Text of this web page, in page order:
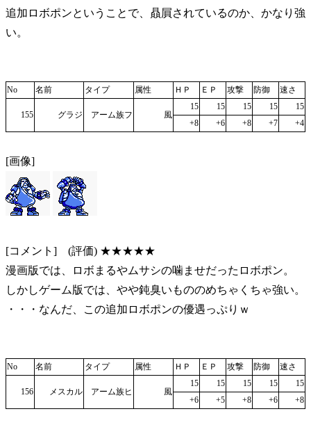
追加ロボポンということで、贔屓されているのか、かなり強
い。
No 名前 タイプ 属性 ＨＰ ＥＰ 攻撃 防御 速さ
155 グラジ アーム族フ 風
15 15 15 15
15
+8
+6 +8 +7 +4
[画像]
[コメント] (評価) ★★★★★
漫画版では、ロボまるやムサシの噛ませだったロボポン。
しかしゲーム版では、やや鈍臭いもののめちゃくちゃ強い。
・・・なんだ、この追加ロボポンの優遇っぷりｗ
No 名前 タイプ 属性 ＨＰ ＥＰ 攻撃 防御 速さ
156 メスカル アーム族ヒ 風
15 15 15 15
15
+6
+5 +8 +6 +8